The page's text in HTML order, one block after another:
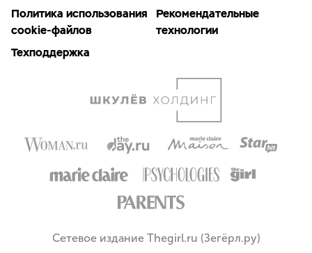
Политика использования
cookie-файлов
Рекомендательные
технологии
Техподдержка
Сетевое издание Thegirl.ru (Зегёрл.ру)